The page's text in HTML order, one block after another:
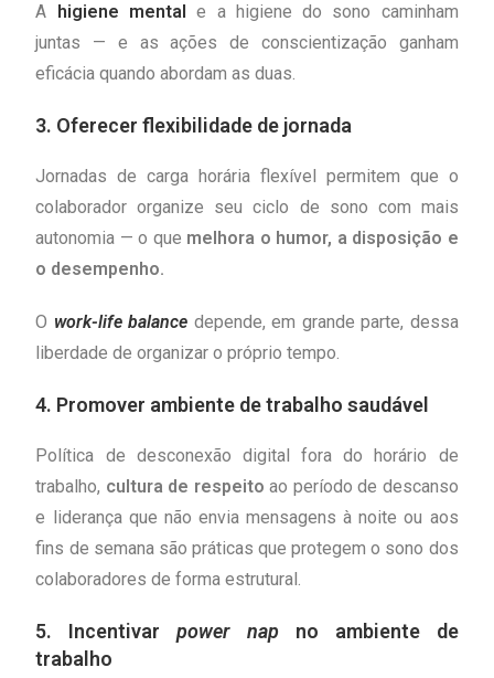
A higiene mental e a higiene do sono caminham
juntas — e as ações de conscientização ganham
eficácia quando abordam as duas.
3. Oferecer flexibilidade de jornada
Jornadas de carga horária flexível permitem que o
colaborador organize seu ciclo de sono com mais
autonomia — o que melhora o humor, a disposição e
o desempenho.
O work-life balance depende, em grande parte, dessa
liberdade de organizar o próprio tempo.
4. Promover ambiente de trabalho saudável
Política de desconexão digital fora do horário de
trabalho, cultura de respeitoao período de descanso
e liderança que não envia mensagens à noite ou aos
fins de semana são práticas que protegem o sono dos
colaboradores de forma estrutural.
5. Incentivarpower nap no ambiente de
trabalho